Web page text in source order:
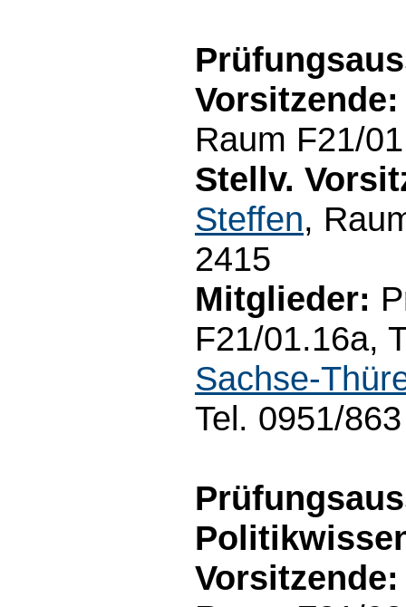
Vorsitzende:
Raum F21/
Stellv.
Steffen,
2415
Mitglieder:
F21/01.16a,
Sachse-
Tel. 0951/
Vorsitzende: